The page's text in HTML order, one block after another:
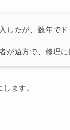
したが、数年で
が遠方で、修理
ます。